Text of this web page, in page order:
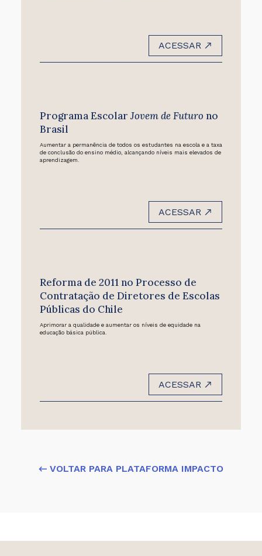
ACESSAR
Programa EscolarJovem de Futuro no
Brasil
Aumentar a permanência de todos os estudantes na escola e a taxa
de conclusão do ensino médio, alcançando níveis mais elevados de
aprendizagem.
ACESSAR
Reforma de 2011 no Processo de
Contratação de Diretores de Escolas
Públicas do Chile
Aprimorar a qualidade e aumentar os níveis de equidade na
educação básica pública.
ACESSAR
← VOLTAR PARA PLATAFORMA IMPACTO